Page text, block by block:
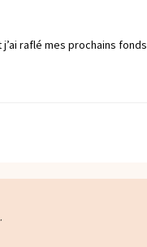
raflé mes prochains fonds